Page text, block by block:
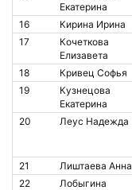
Екатерина
16 Кирина Ирина
17
Кочеткова
Елизавета
18 Кривец Софья
19
Кузнецова
Екатерина
20 Леус Надежда
21 Лиштаева Анна
22
Лобыгина